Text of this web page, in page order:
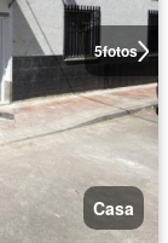
5fotos
Casa